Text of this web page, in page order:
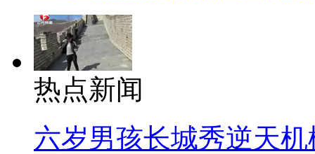
热点新闻
六岁男孩长城秀逆天机